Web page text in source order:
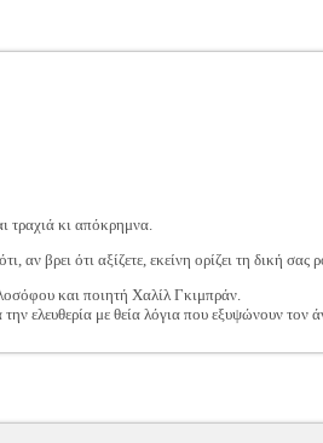
τραχιά κι απόκρημνα.
αν βρει ότι αξίζετε, εκείνη ορίζει τη δική σας
και ποιητή Xαλίλ Γκιμπράν.
ελευθερία με θεία λόγια που εξυψώνουν τον